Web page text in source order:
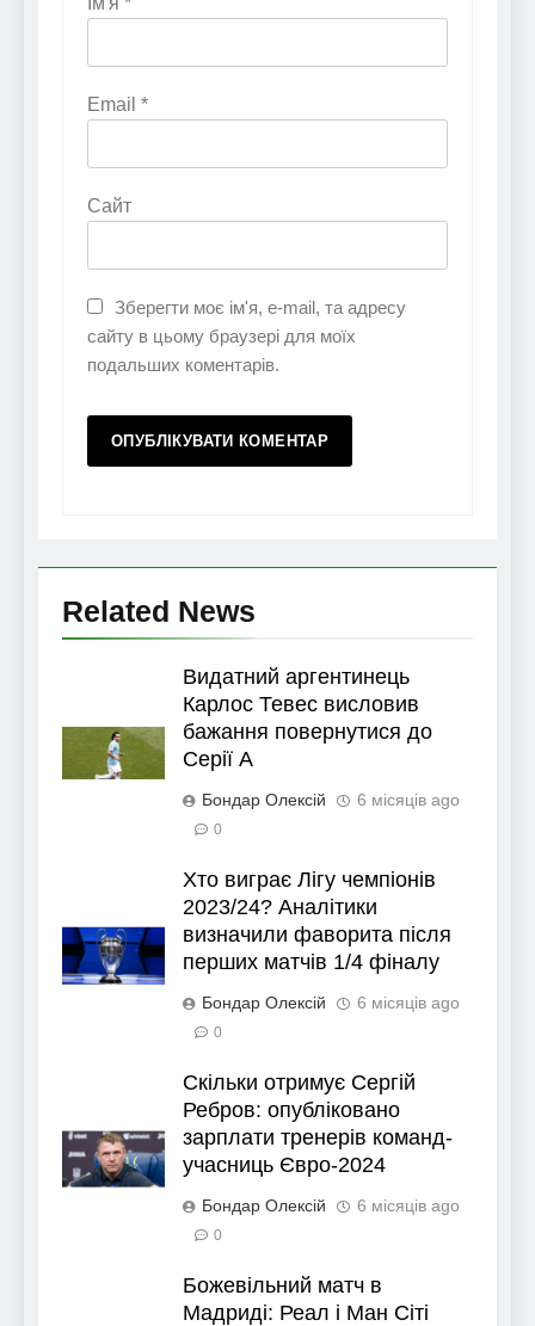
Email *
Сайт
Зберегти моє ім'я, e-mail, та адресу
сайту в цьому браузері для моїх
подальших коментарів.
Related News
Видатний аргентинець
Карлос Тевес висловив
бажання повернутися до
Серії А
Бондар Олексій 6 місяців ago
0
Хто виграє Лігу чемпіонів
2023/24? Аналітики
визначили фаворита після
перших матчів 1/4 фіналу
Бондар Олексій 6 місяців ago
0
Скільки отримує Сергій
Ребров: опубліковано
зарплати тренерів команд-
учасниць Євро-2024
Бондар Олексій 6 місяців ago
0
Божевільний матч в
Мадриді: Реал і Ман Сіті